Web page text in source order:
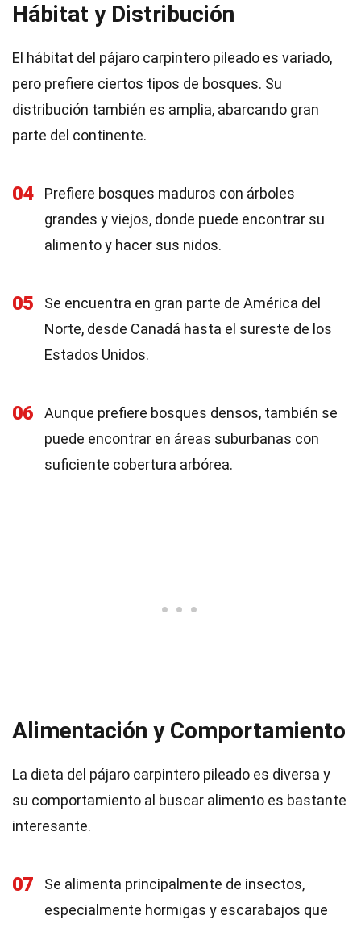
Hábitat y Distribución
El hábitat del pájaro carpintero pileado es variado,
pero prefiere ciertos tipos de bosques. Su
distribución también es amplia, abarcando gran
parte del continente.
04
Prefiere bosques maduros con árboles
grandes y viejos, donde puede encontrar su
alimento y hacer sus nidos.
05
Se encuentra en gran parte de América del
Norte, desde Canadá hasta el sureste de los
Estados Unidos.
06
Aunque prefiere bosques densos, también se
puede encontrar en áreas suburbanas con
suficiente cobertura arbórea.
Alimentación y Comportamiento
La dieta del pájaro carpintero pileado es diversa y
su comportamiento al buscar alimento es bastante
interesante.
07
Se alimenta principalmente de insectos,
especialmente hormigas y escarabajos que